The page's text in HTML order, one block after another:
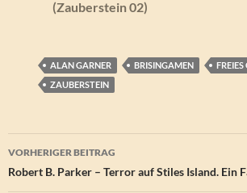
(Zauberstein 02)
ALAN GARNER BRISINGAMEN
FREIES
ZAUBERSTEIN
Beitragsnavigation
VORHERIGER BEITRAG
Robert B. Parker – Terror auf Stiles Island. Ein